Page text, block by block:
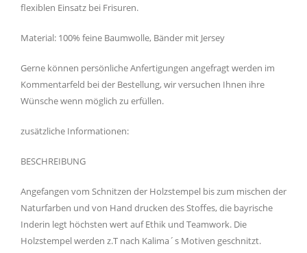
flexiblen Einsatz bei Frisuren.
Material: 100% feine Baumwolle, Bänder mit Jersey
Gerne können persönliche Anfertigungen angefragt werden im
Kommentarfeld bei der Bestellung, wir versuchen Ihnen ihre
Wünsche wenn möglich zu erfüllen.
zusätzliche Informationen:
BESCHREIBUNG
Angefangen vom Schnitzen der Holzstempel bis zum mischen der
Naturfarben und von Hand drucken des Stoffes, die bayrische
Inderin legt höchsten wert auf Ethik und Teamwork. Die
Holzstempel werden z.T nach Kalima´s Motiven geschnitzt.